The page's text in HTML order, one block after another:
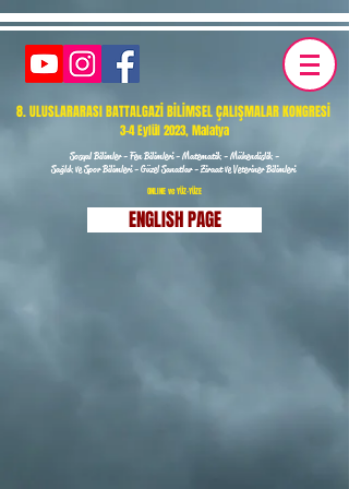
8. ULUSLARARASI BATTALGAZİ BİLİMSEL ÇALIŞMALAR KONGRESİ
3-4 Eylül 2023, Malatya
Sosyal Bilimler - Fen Bilimleri - Matematik - Mühendislik -
Sağlık ve Spor Bilimleri - Güzel Sanatlar - Ziraat ve Veteriner Bilimleri
ONLINE ve YÜZ-YÜZE
ENGLISH PAGE